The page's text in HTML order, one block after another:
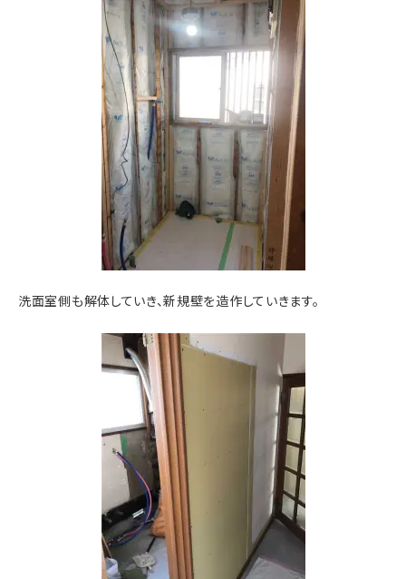
洗面室側も解体していき、新規壁を造作していきます。